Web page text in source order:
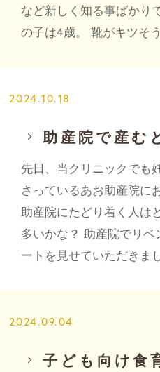
など新しく知る事ばかり
の子は4歳。 靴がキツそ
2024.10.18
助産院で産む
先日、当クリニックでも
さっているあお助産院に
助産院にたどり着く人は
多いかな？ 助産院でリ
ートを見せていただきま
2024.09.04
子ども向け食